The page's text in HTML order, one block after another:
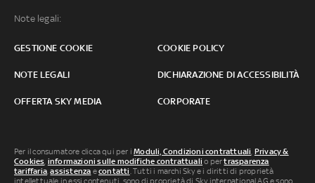
Note legali:
GESTIONE COOKIE COOKIE POLICY
NOTE LEGALI DICHIARAZIONE DI ACCESSIBILITÀ
OFFERTA SKY MEDIA CORPORATE
Per il consumatore clicca qui per iModuli, Condizioni contrattuali, Privacy &
Cookies, informazioni sulle modifiche contrattuali o pertrasparenza
tariffaria,assistenza econtatti. Tutti i marchi Sky e i diritti di proprietà